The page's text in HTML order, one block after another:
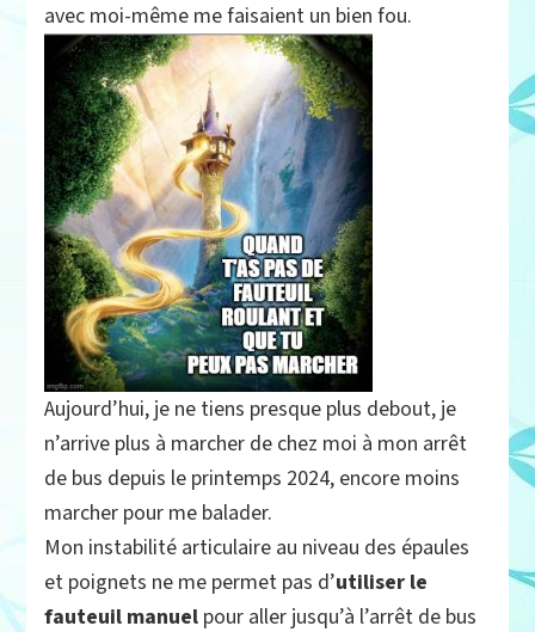
avec moi-même me faisaient un bien fou.
Aujourd’hui, je ne tiens presque plus debout, je
n’arrive plus à marcher de chez moi à mon arrêt
de bus depuis le printemps 2024, encore moins
marcher pour me balader.
Mon instabilité articulaire au niveau des épaules
et poignets ne me permet pas d’utiliser le
fauteuil manuel pour aller jusqu’à l’arrêt de bus